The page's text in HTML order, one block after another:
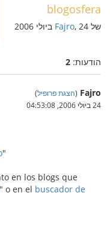
blogosfera
של Fajro, 24 ביולי 2006
הודעות: 2
Fajro
(הצגת פרופיל)
24 ביולי 2006, 04:53:08
"
en los blogs que
" o en el buscador de